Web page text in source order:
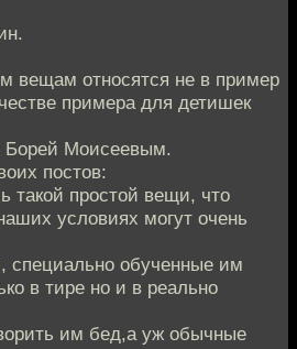
вещам относятся не в пример
примера для детишек
Борей Моисеевым.
постов:
такой простой вещи, что
условиях могут очень
специально обученные им
в тире но и в реально
им бед,а уж обычные